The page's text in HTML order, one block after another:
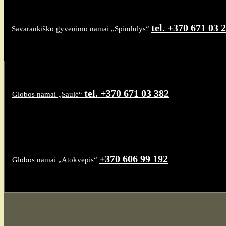
Savarankiško gyvenimo namai „Spindulys“ tel. +370 671 03
Globos namai „Saulė“ tel. +370 671 03 382
Globos namai „Atokvėpis“ +370 606 99 192